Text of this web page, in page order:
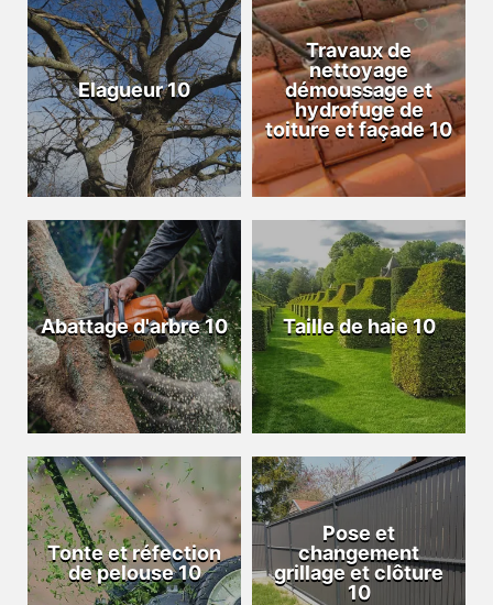
Elagueur 10
Travaux de
nettoyage
démoussage et
hydrofuge de
toiture et façade 10
Abattage d'arbre 10 Taille de haie 10
Tonte et réfection
de pelouse 10
Pose et
changement
grillage et clôture
10